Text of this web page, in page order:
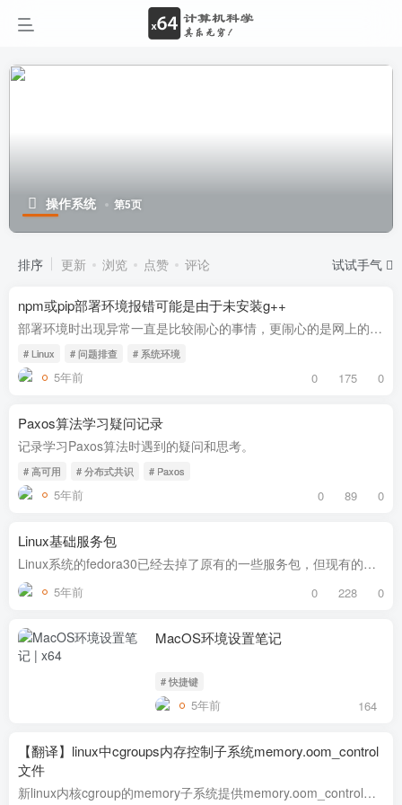
操作系统 第5页
排序 更新 浏览 点赞 评论 试试手气
npm或pip部署环境报错可能是由于未安装g++
部署环境时出现异常一直是比较闹心的事情，更闹心的是网上的解决办法不生效。 现象 npm的报错 安装npm的环境 安装命令 npm install 报错信息 make: g++: 没有那个文件或目录 ### 省略的信息 gyp...
# Linux # 问题排查 # 系统环境
5年前 0 175 0
Paxos算法学习疑问记录
记录学习Paxos算法时遇到的疑问和思考。
# 高可用 # 分布式共识 # Paxos
5年前 0 89 0
Linux基础服务包
Linux系统的fedora30已经去掉了原有的一些服务包，但现有的很多脚本依然依赖着。所以还是需要安装。 service命令 这是Sysinit中管理服务的工具，脚本式的服务管理，在新系统中被systemctl替代。...
5年前 0 228 0
MacOS环境设置笔记
# 快捷键
5年前 164
【翻译】linux中cgroups内存控制子系统memory.oom_control
文件
新linux内核cgroup的memory子系统提供memory.oom_control来开关cgroup中oom killer，并且提供了消息接口。